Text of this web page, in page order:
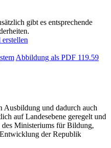
gibt es entsprechende
Abbildung als PDF 119.59
Ausbildung und dadurch auch
auf Landesebene geregelt und
des Ministeriums für Bildung,
der Republik